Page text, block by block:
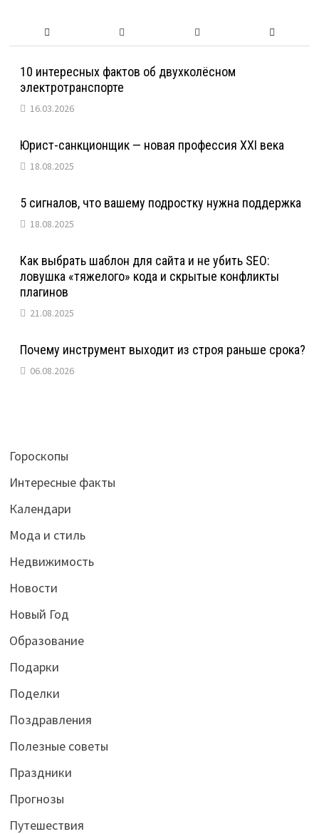
10 интересных фактов об двухколёсном
электротранспорте
16.03.2026
Юрист-санкционщик — новая профессия XXI века
18.08.2025
5 сигналов, что вашему подростку нужна поддержка
18.08.2025
Как выбрать шаблон для сайта и не убить SEO:
ловушка «тяжелого» кода и скрытые конфликты
плагинов
21.08.2025
Почему инструмент выходит из строя раньше срока?
06.08.2026
Гороскопы
Интересные факты
Календари
Мода и стиль
Недвижимость
Новости
Новый Год
Образование
Подарки
Поделки
Поздравления
Полезные советы
Праздники
Прогнозы
Путешествия